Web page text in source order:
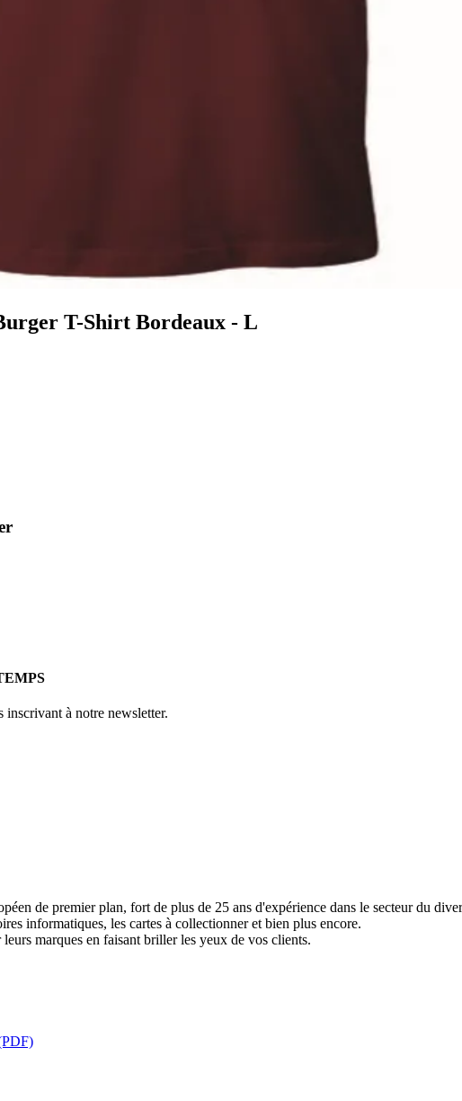
T-Shirt Bordeaux - L
à notre newsletter.
de premier plan, fort de plus de 25 ans d'expérience dans le secteur du
informatiques, les cartes à collectionner et bien plus encore.
marques en faisant briller les yeux de vos clients.